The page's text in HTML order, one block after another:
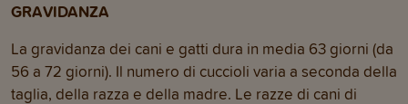
GRAVIDANZA
La gravidanza dei cani e gatti dura in media 63 giorni (da
56 a 72 giorni). Il numero di cuccioli varia a seconda della
taglia, della razza e della madre. Le razze di cani di